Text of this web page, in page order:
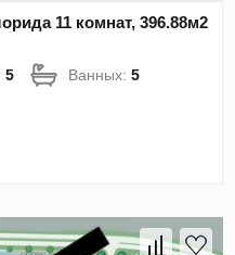
11 комнат, 396.88м2
5 Ванных:5